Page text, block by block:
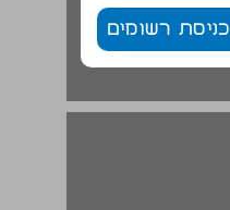
כניסת רשומים